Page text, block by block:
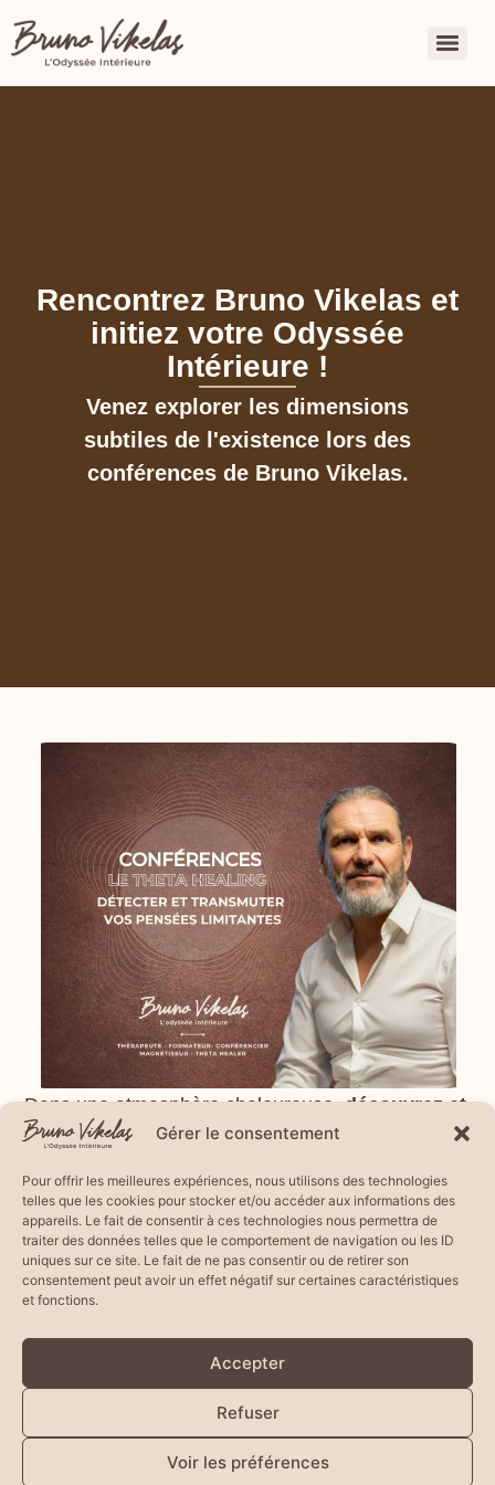
Gérer le consentement
Pour offrir les meilleures expériences, nous utilisons des technologies
telles que les cookies pour stocker et/ou accéder aux informations des
appareils. Le fait de consentir à ces technologies nous permettra de
traiter des données telles que le comportement de navigation ou les ID
uniques sur ce site. Le fait de ne pas consentir ou de retirer son
consentement peut avoir un effet négatif sur certaines caractéristiques
et fonctions.
Accepter
Refuser
Voir les préférences
Rencontrez Bruno Vikelas et
initiez votre Odyssée
Intérieure !
Venez explorer les dimensions
subtiles de l'existence lors des
conférences de Bruno Vikelas.
Dans une atmosphère chaleureuse,découvrez et
expérimentez une vision unique du
magnétisme, de la radiesthésie et du
Thetahealing®.
Desvoyages méditatifsà laguérison
énergétique,chaque conférence révèle un aspect
Rencontrez le thérapeute qui transforme l’énergie
ancestrale en outil de vie moderne !
Ensemble, créons des égrégores porteurs de